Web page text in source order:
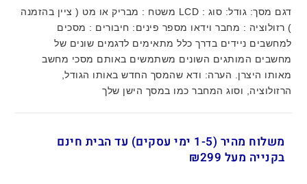
דגם מסך: גודל: סוג : LCD משטח : מבריק או מט ( ציין בהזמנה
) רזולוציה : מחבר וידאו מספר פינים: חיבורים : מסכים
למחשבים ניידים בדרך כלל מתאימים לדגמים שונים של
מחשבים המותגים השונים משתמשים באותם מסכי מחשב
מאותו היצרן. הערה: ודא שהמסך החדש באותו הגודל,
הרזולוציה, וסוג המחבר כמו במסך הישן שלך
משלוח מהיר (1-5 ימי עסקים) עד הבית חינם
בקנייה מעל ₪299